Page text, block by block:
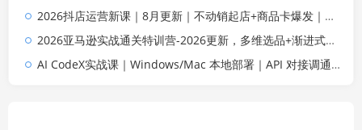
2026抖店运营新课｜8月更新｜不动销起店+商品卡爆发｜达人玩法+店群批量复制｜轻松玩转抖音小店全域流量
2026亚马逊实战通关特训营-2026更新，多维选品+渐进式打法+AI应用，从0到1打造盈利店铺
AI CodeX实战课｜Windows/Mac 本地部署｜API 对接调通｜Skill 自制｜漫剧剪辑｜网站 VR 项目｜AI项目落地全教程